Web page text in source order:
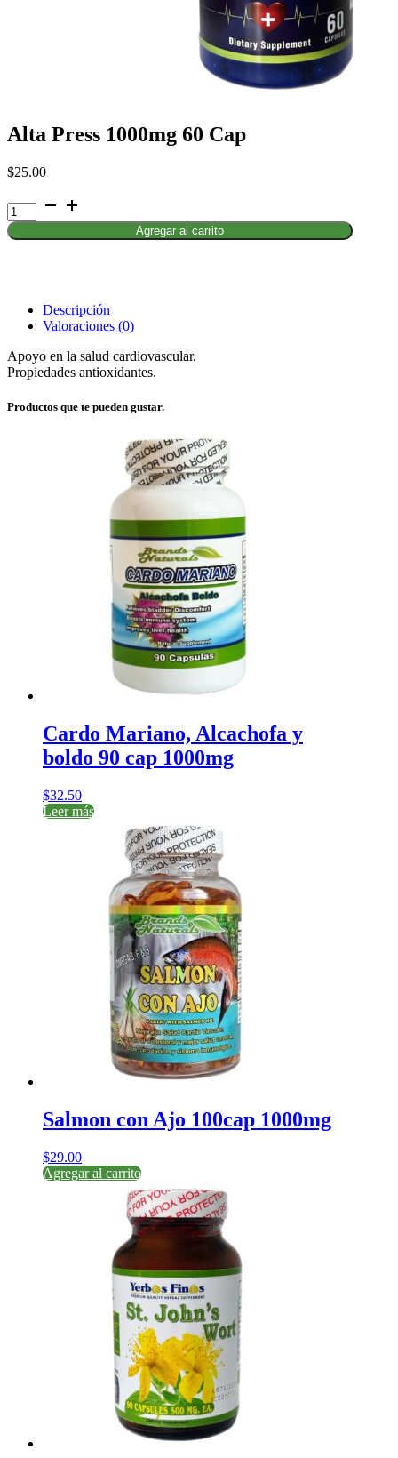
Alta Press 1000mg 60 Cap
$25.00
Alta
Press
1000mg
Agregar al carrito
Descripción
Valoraciones (0)
Apoyo en la salud cardiovascular.
Propiedades antioxidantes.
Productos que te pueden gustar.
Cardo Mariano, Alcachofa y
boldo 90 cap 1000mg
$32.50
Leer más
Salmon con Ajo 100cap 1000mg
$29.00
Agregar al carrito